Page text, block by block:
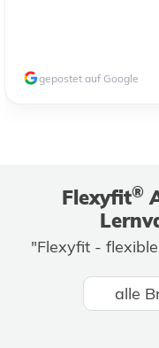
gepostet auf Google
Flexyfit®
"Flexyfit -